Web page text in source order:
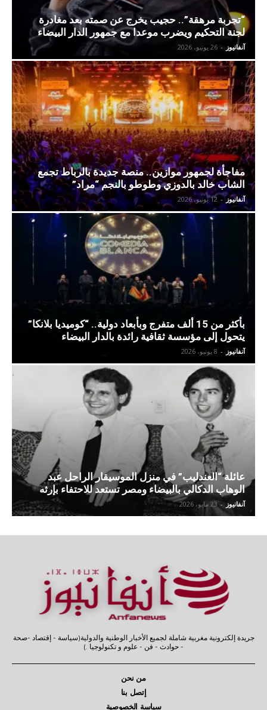
“تجربة مرهقة”.. حجيب يخرج عن صمته بعد مغادرة
لجنة التحكيم ويضرب موعدا مع جمهور الدار البيضاء
آنفانيوز - 26 يونيو، 2026
مفاجأة لجمهور موازين.. منصة جديدة بالرباط تجمع
الشاب خالد بالدوزي وطوطو بالنجم “مراد”
آنفانيوز - 12 يونيو، 2026
بأكثر من 15 ألف متفرج وبأبعاد دولية.. “كوميديا بلانكا”
يتحول إلى مؤسسة ثقافية رائدة بالدار البيضاء
آنفانيوز - 8 يونيو، 2026
عائلة “العندليب” في منزل الموسيقار الراحل عبد
الوهاب الدكالي بالبيضاء ومصر تستعد للاحتفاء بإرثه
آنفانيوز - 23 مايو، 2026
جريدة إلكترونية مغربية شاملة لجميع الأخبار الوطنية والدولية(سياسة - إقتصاد -صحة
- حوادث - فن - علوم و تكنولوجيا .)
من نحن
إتصل بنا
سياسة الخصوصية